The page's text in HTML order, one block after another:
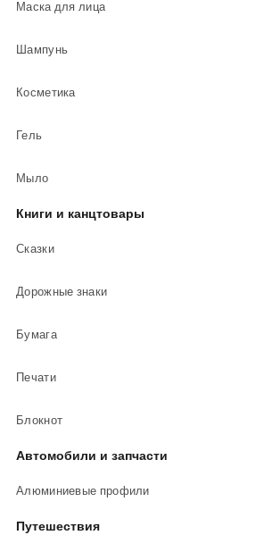
Маска для лица
Шампунь
Косметика
Гель
Мыло
Книги и канцтовары
Сказки
Дорожные знаки
Бумага
Печати
Блокнот
Автомобили и запчасти
Алюминиевые профили
Путешествия